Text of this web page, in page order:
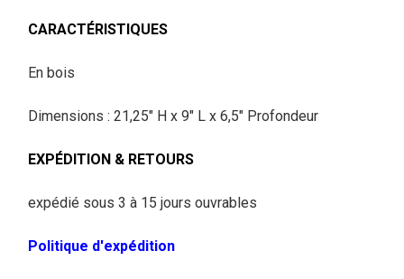
CARACTÉRISTIQUES
En bois
Dimensions : 21,25" H x 9" L x 6,5" Profondeur
EXPÉDITION & RETOURS
expédié sous 3 à 15 jours ouvrables
Politique d'expédition